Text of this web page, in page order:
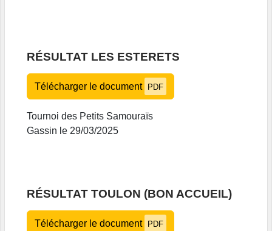
RÉSULTAT LES ESTERETS
Télécharger le document PDF
Tournoi des Petits Samouraïs
Gassin le 29/03/2025
RÉSULTAT TOULON (BON ACCUEIL)
Télécharger le document PDF